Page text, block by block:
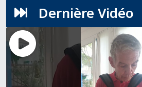
 Dernière Vidéo